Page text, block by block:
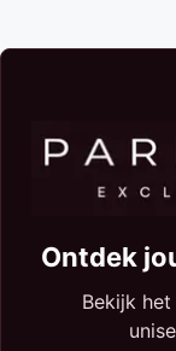
Ontdek
Bekijk